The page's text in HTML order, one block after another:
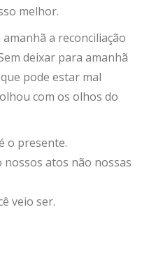
melhor.
a reconciliação
deixar para amanhã
pode estar mal
com os olhos do
o presente.
nossos atos não nossas
veio ser.